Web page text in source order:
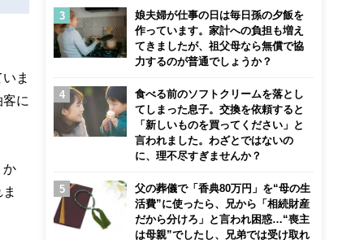
ま
に
か
娘夫婦が仕事の日は毎日孫の夕飯を
作っています。家計への負担も増え
てきましたが、祖父母なら無償で協
力するのが普通でしょうか？
食べる前のソフトクリームを落とし
てしまった息子。交換を依頼すると
「新しいものを買ってください」と
言われました。わざとではないの
に、理不尽すぎませんか？
父の葬儀で「香典80万円」を“母の生
活費”に使ったら、兄から「相続財産
だから分けろ」と言われ困惑…“喪主
は母親”でしたし、兄弟では受け取れ